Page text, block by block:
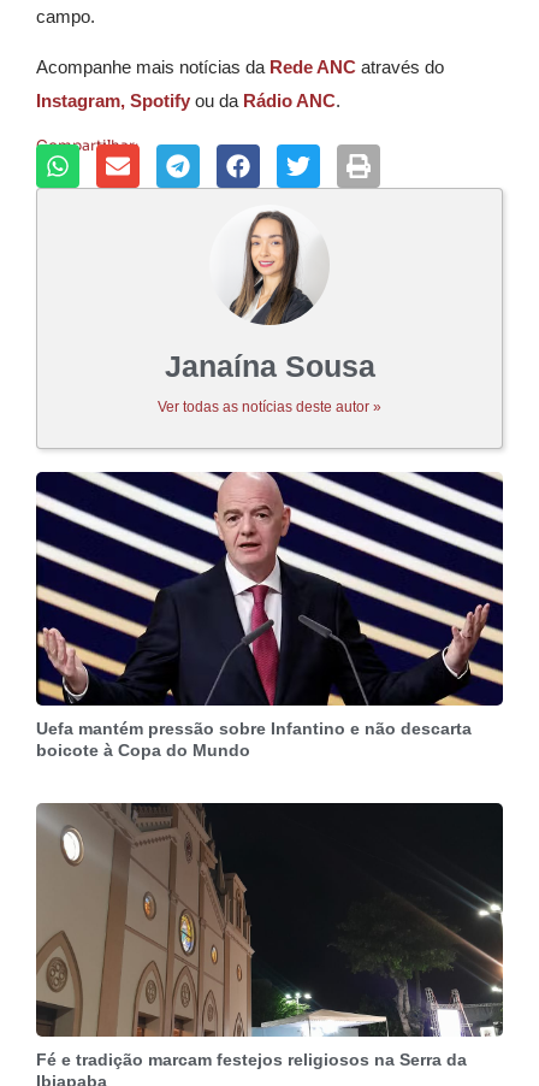
campo.
Acompanhe mais notícias da Rede ANC através do
Instagram, Spotify ou da Rádio ANC.
Compartilhar:
Janaína Sousa
Ver todas as notícias deste autor »
Uefa mantém pressão sobre Infantino e não descarta
boicote à Copa do Mundo
Fé e tradição marcam festejos religiosos na Serra da
Ibiapaba